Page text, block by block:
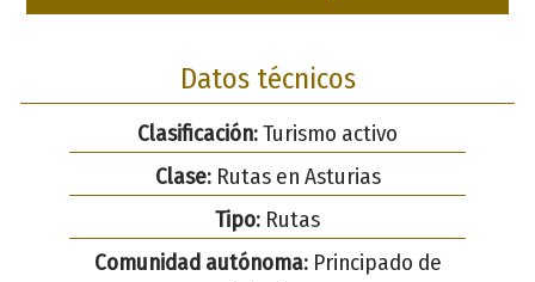
Datos técnicos
Clasificación:Turismo activo
Clase:Rutas en Asturias
Tipo: Rutas
Comunidad autónoma:Principado de